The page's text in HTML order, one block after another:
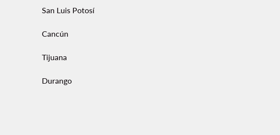
San Luis Potosí
Cancún
Tijuana
Durango